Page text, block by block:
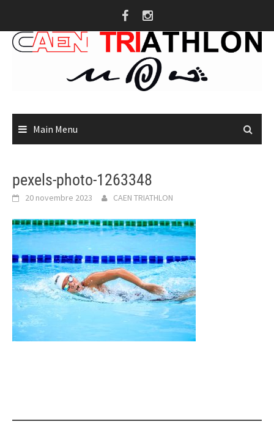
content
Main Menu
pexels-photo-1263348
20 novembre 2023 CAEN TRIATHLON